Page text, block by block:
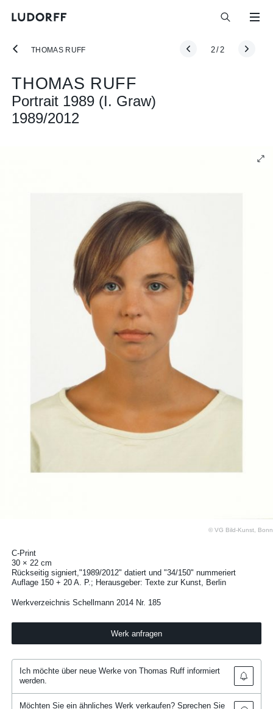
THOMAS RUFF 2/ 2
THOMAS RUFF
Portrait 1989 (I. Graw)
1989/2012
© VG Bild-Kunst, Bonn
C-Print
30 × 22 cm
Rückseitig signiert,"1989/2012" datiert und "34/150" nummeriert
Auflage 150 + 20 A. P.; Herausgeber: Texte zur Kunst, Berlin
Werkverzeichnis Schellmann 2014 Nr. 185
Werk anfragen
Ich möchte über neue Werke von Thomas Ruff informiert
werden.
Möchten Sie ein ähnliches Werk verkaufen? Sprechen Sie